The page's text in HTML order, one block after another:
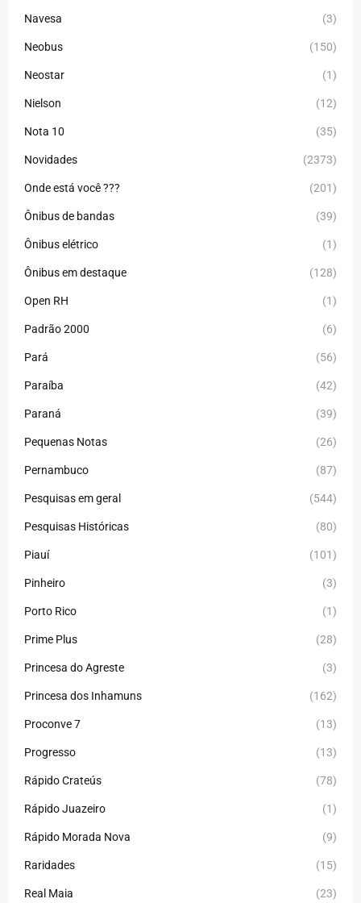
Navesa (3)
Neobus (150)
Neostar (1)
Nielson (12)
Nota 10 (35)
Novidades (2373)
Onde está você ??? (201)
Ônibus de bandas (39)
Ônibus elétrico (1)
Ônibus em destaque (128)
Open RH (1)
Padrão 2000 (6)
Pará (56)
Paraíba (42)
Paraná (39)
Pequenas Notas (26)
Pernambuco (87)
Pesquisas em geral (544)
Pesquisas Históricas (80)
Piauí (101)
Pinheiro (3)
Porto Rico (1)
Prime Plus (28)
Princesa do Agreste (3)
Princesa dos Inhamuns (162)
Proconve 7 (13)
Progresso (13)
Rápido Crateús (78)
Rápido Juazeiro (1)
Rápido Morada Nova (9)
Raridades (15)
Real Maia (23)